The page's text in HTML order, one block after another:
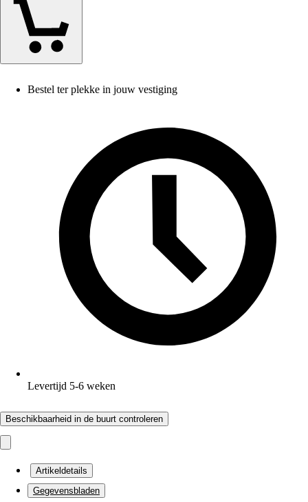
Bestel ter plekke in jouw vestiging
Levertijd 5-6 weken
Beschikbaarheid in de buurt controleren
Artikeldetails
Gegevensbladen